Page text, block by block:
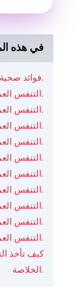
في هذه
10 فوائد صحية مذهلة للتنفس العميق.
التنفس العميق لإزالة السموم.
التنفس العميق لتحسين الجهاز اللمفاوي.
التنفس العميق للسيطرة على التوتر والقلق.
التنفس العميق لتحسين الوضعية.
التنفس العميق لتقليل الألم.
التنفس العميق لتحسين الهضم.
التنفس العميق للتحكم في الجهاز العصبي.
التنفس العميق لتحسين صحة القلب.
التنفس العميق للسيطرة على السمنة.
التنفس العميق لزيادة التركيز.
كيف تأخذ
الخلاصة.